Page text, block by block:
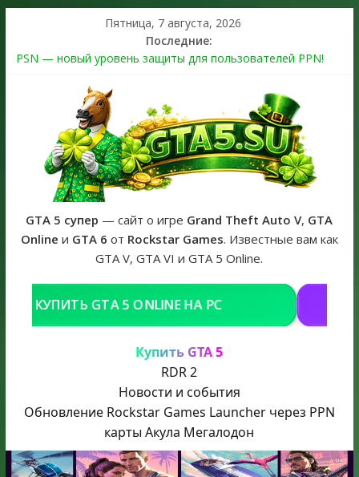
Пятница, 7 августа, 2026
Последние:
PSN — новый уровень защиты для пользователей PPN!
The Kortz Center Heist выйдет в GTA Online уже 14 июля
Регистрация в Rockstar Games Social Club ошибка #1.500.7:
как зарегистрировать аккаунт и войти без проблем в 2026
Получайте особые награды в GTA Online по программе
Fine Art Collector
GTA 6 официальная обложка игры и Предзаказ Grand Theft
Auto VI
GTA 5 супер — сайт о игре Grand Theft Auto V, GTA
Online и GTA 6 от Rockstar Games. Известные вам как
GTA V, GTA VI и GTA 5 Online.
РЕШЕНИЕ ПРОБЛЕМ С GTA В
Купить GTA 5
RDR 2
Новости и события
Обновление Rockstar Games Launcher через PPN
карты Акула Мегалодон